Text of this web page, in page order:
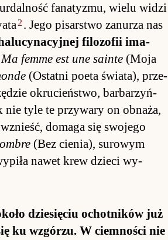
fana­ty­zmu, wielu wi­dzi
2 . Jego pi­sar­stwo za­nurza nas
fi­lozofii ima­
Ma femme est une sa­inte (Moja
(Ostatni po­eta świa­ta), prze­
okrucień­stwo, bar­barzyń­
nie tyle te przy­wary on ob­na­ża,
do­maga się swojego
(Bez cie­nia), su­ro­wym
na­wet krew dzieci wy­
dzie­się­ciu ochot­ników już
ku wzgórzu. W ciem­no­ści nie